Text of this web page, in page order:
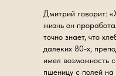
Дмитрий говорит:
жизнь он
точно знает, что
далеких 80-х,
имел возможность
пшеницу с полей